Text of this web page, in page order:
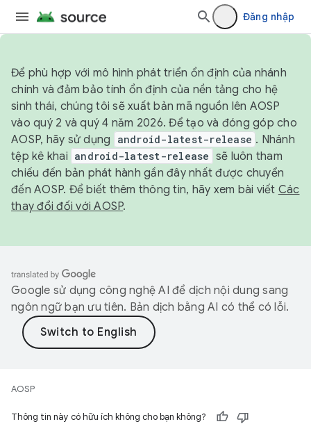
Đăng nhập
Để phù hợp với mô hình phát triển ổn định của nhánh
chính và đảm bảo tính ổn định của nền tảng cho hệ
sinh thái, chúng tôi sẽ xuất bản mã nguồn lên AOSP
vào quý 2 và quý 4 năm 2026. Để tạo và đóng góp cho
AOSP, hãy sử dụng
android-latest-release . Nhánh
tệp kê khai android-latest-release sẽ luôn tham
chiếu đến bản phát hành gần đây nhất được chuyển
đến AOSP. Để biết thêm thông tin, hãy xem bài viết Các
thay đổi đối với AOSP.
Google sử dụng công nghệ AI để dịch nội dung sang
ngôn ngữ bạn ưu tiên. Bản dịch bằng AI có thể có lỗi.
AOSP
Thông tin này có hữu ích không cho bạn không?